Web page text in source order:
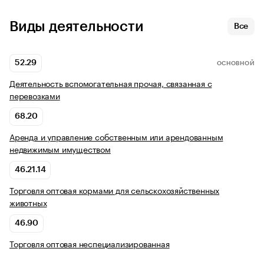
Виды деятельности Все
52.29 ОСНОВНОЙ
Деятельность вспомогательная прочая, связанная с
перевозками
68.20
Аренда и управление собственным или арендованным
недвижимым имуществом
46.21.14
Торговля оптовая кормами для сельскохозяйственных
животных
46.90
Торговля оптовая неспециализированная